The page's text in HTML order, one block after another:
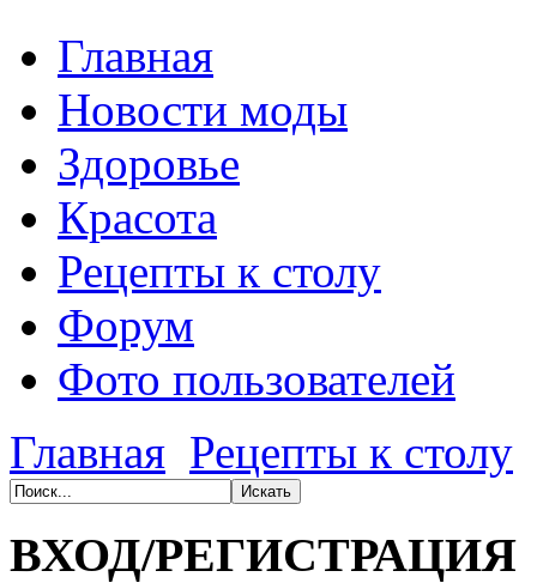
Главная
Новости моды
Здоровье
Красота
Рецепты к столу
Форум
Фото пользователей
Главная Рецепты к столу
ВХОД/РЕГИСТРАЦИЯ